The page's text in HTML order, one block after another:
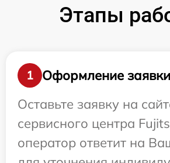
Этапы
1
Оформление заявки
Оставьте заявку на
сервисного центра
оператор ответит на